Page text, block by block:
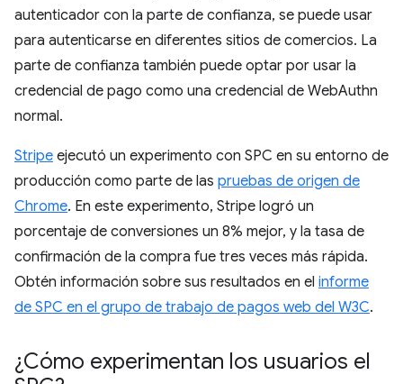
autenticador con la parte de confianza, se puede usar
para autenticarse en diferentes sitios de comercios. La
parte de confianza también puede optar por usar la
credencial de pago como una credencial de WebAuthn
normal.
Stripe ejecutó un experimento con SPC en su entorno de
producción como parte de las pruebas de origen de
Chrome. En este experimento, Stripe logró un
porcentaje de conversiones un 8% mejor, y la tasa de
confirmación de la compra fue tres veces más rápida.
Obtén información sobre sus resultados en el informe
de SPC en el grupo de trabajo de pagos web del W3C.
¿Cómo experimentan los usuarios el